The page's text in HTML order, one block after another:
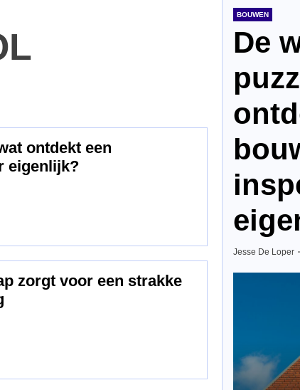
ontdekt een
eigenlijk?
zorgt voor een strakke
BOUWEN
De
Jesse De Loper